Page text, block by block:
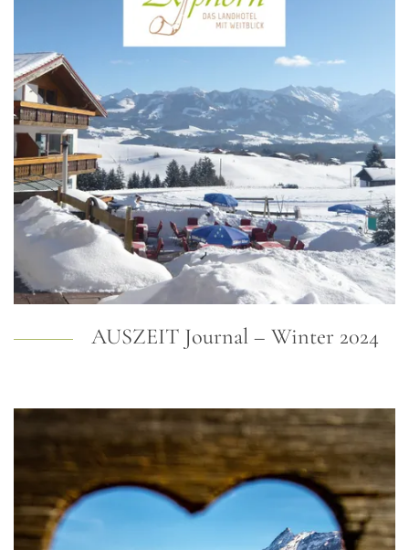
AUSZEIT Journal – Winter 2024